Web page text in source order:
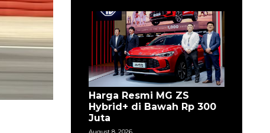
Harga Resmi MG ZS
Hybrid+ di Bawah Rp 300
Juta